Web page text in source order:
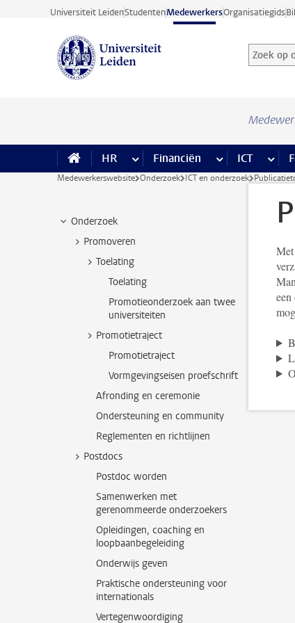
Ga direct naar de inhoud
Universiteit LeidenStudentenMedewerkersOrganisatiegids
Zoek op
Zoekterm
HR meer HR pagina’s
Financiën meer Financiën
ICT meer
Medewerkerswebsite Onderzoek ICT en onderzoek
Onderzoek
Promoveren
Toelating
Toelating
Promotieonderzoek aan twee
universiteiten
Promotietraject
Promotietraject
Vormgevingseisen proefschrift
Afronding en ceremonie
Ondersteuning en community
Reglementen en richtlijnen
Postdocs
Postdoc worden
Samenwerken met
gerenommeerde onderzoekers
Opleidingen, coaching en
loopbaanbegeleiding
Onderwijs geven
Praktische ondersteuning voor
internationals
Vertegenwoordiging